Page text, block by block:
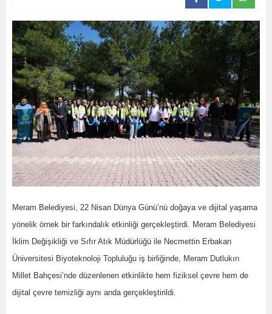
Meram Belediyesi, 22 Nisan Dünya Günü’nü doğaya ve dijital yaşama
yönelik örnek bir farkındalık etkinliği gerçekleştirdi. Meram Belediyesi
İklim Değişikliği ve Sıfır Atık Müdürlüğü ile Necmettin Erbakan
Üniversitesi Biyoteknoloji Topluluğu iş birliğinde, Meram Dutlukırı
Millet Bahçesi’nde düzenlenen etkinlikte hem fiziksel çevre hem de
dijital çevre temizliği aynı anda gerçekleştirildi.